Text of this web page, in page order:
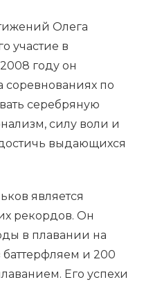
Олега
участие в
году он
соревнованиях по
серебряную
силу воли и
выдающихся
является
рекордов. Он
в плавании на
и 200
Его успехи